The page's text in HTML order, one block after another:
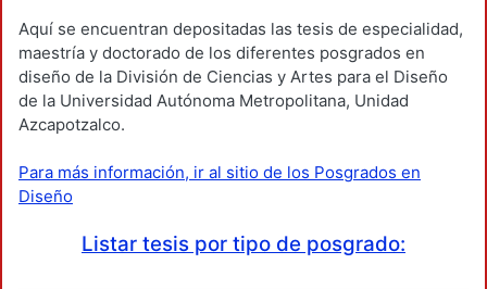
Aquí se encuentran depositadas las tesis de especialidad,
maestría y doctorado de los diferentes posgrados en
diseño de la División de Ciencias y Artes para el Diseño
de la Universidad Autónoma Metropolitana, Unidad
Azcapotzalco.
Para más información, ir al sitio de los Posgrados en
Diseño
Listar tesis por tipo de posgrado: